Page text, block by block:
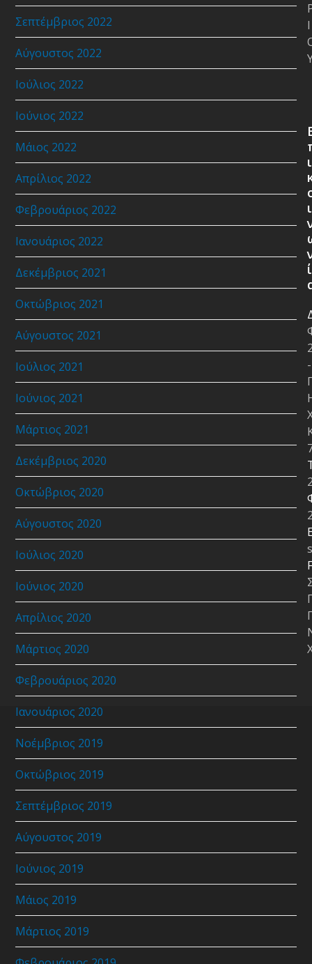
Σεπτέμβριος 2022
Αύγουστος 2022
Ιούλιος 2022
Ιούνιος 2022
Μάιος 2022
Απρίλιος 2022
Φεβρουάριος 2022
Ιανουάριος 2022
Δεκέμβριος 2021
Οκτώβριος 2021
Αύγουστος 2021
Ιούλιος 2021
Ιούνιος 2021
Μάρτιος 2021
Δεκέμβριος 2020
Οκτώβριος 2020
Αύγουστος 2020
Ιούλιος 2020
Ιούνιος 2020
Απρίλιος 2020
Μάρτιος 2020
Φεβρουάριος 2020
Ιανουάριος 2020
Νοέμβριος 2019
Οκτώβριος 2019
Σεπτέμβριος 2019
Αύγουστος 2019
Ιούνιος 2019
Μάιος 2019
Μάρτιος 2019
Ι
ι
ι
ί
-